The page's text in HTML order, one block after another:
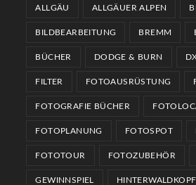
ALLGÄU ALLGÄUER ALPEN
BILDBEARBEITUNG BREMM
BÜCHER DODGE & BURN
FILTER FOTOAUSRÜSTUNG
FOTOGRAFIE BÜCHER
FOTOPLANUNG FOTOSPOT
FOTOTOUR FOTOZUBEHÖR
GEWINNSPIEL HINTERWALDKOPF